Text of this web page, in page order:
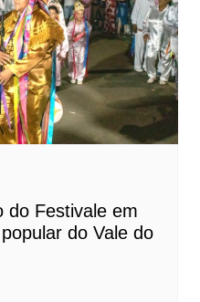
do Festivale em
do Vale do